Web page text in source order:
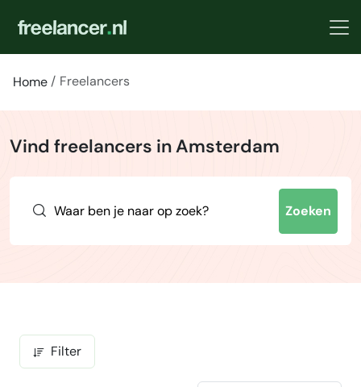
Home Freelancers
Vind freelancers in Amsterdam
Zoeken
Filter